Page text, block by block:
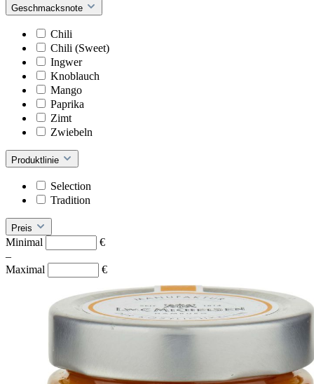
Geschmacksnote
Chili
Chili (Sweet)
Ingwer
Knoblauch
Mango
Paprika
Zimt
Zwiebeln
Produktlinie
Selection
Tradition
Preis
Minimal
€
–
Maximal
€